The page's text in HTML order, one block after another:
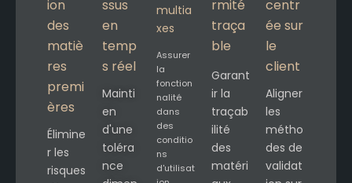
ion
des
matiè
res
premi
ères
Élimine
r les
risques
ssus
en
temp
s réel
Mainti
en
d'une
toléra
nce
multia
xes
Assurer
la
fonction
nalité
dans
des
conditio
ns
d'utilisat
rmité
traça
ble
Garant
ir la
traçab
ilité
des
matéri
centr
ée sur
le
client
Aligner
les
métho
des de
validat